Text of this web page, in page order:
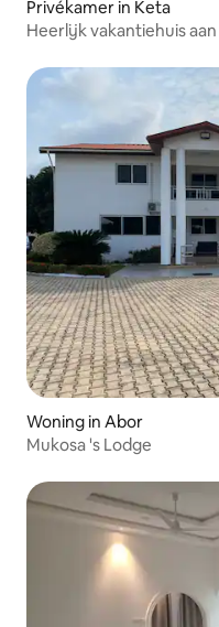
Privékamer in Keta
Heerlijk vakantiehuis
Woning in Abor
Mukosa 's Lodge